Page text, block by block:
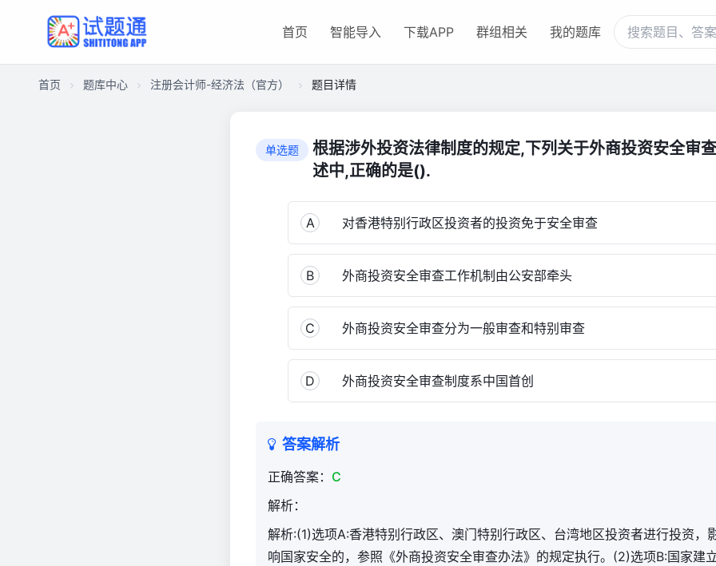
首页 智能导入 下载APP 群组相关 我的题库
首页 题库中心 注册会计师-经济法（官方） 题目详情
单选题
根据涉外投资法律制度的规定,下列关于外商投资安全审
述中,正确的是().
A 对香港特别行政区投资者的投资免于安全审查
B 外商投资安全审查工作机制由公安部牵头
C 外商投资安全审查分为一般审查和特别审查
D 外商投资安全审查制度系中国首创
答案解析
正确答案： C
解析：
解析:(1)选项A:香港特别行政区、澳门特别行政区、台湾地区投资者进行投资，
响国家安全的，参照《外商投资安全审查办法》的规定执行。(2)选项B:国家建